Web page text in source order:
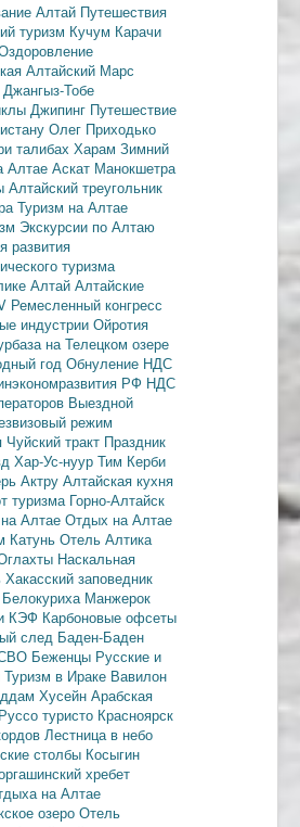
Алтай Путешествия
туризм Кучум Карачи
Алтайский Марс
Джангыз-Тобе
Джипинг Путешествие
Олег Приходько
талибах Харам Зимний
Алтае Аскат Манокшетра
Алтайский треугольник
Туризм на Алтае
Экскурсии по Алтаю
развития
туризма
Алтай Алтайские
Ремесленный конгресс
индустрии Ойротия
на Телецком озере
год Обнуление НДС
РФ НДС
Выездной
режим
Чуйский тракт Праздник
Хар-Ус-нуур Тим Керби
Актру Алтайская кухня
туризма Горно-Алтайск
Алтае Отдых на Алтае
Катунь Отель Алтика
Наскальная
Хакасский заповедник
Белокуриха Манжерок
КЭФ Карбоновые офсеты
след Баден-Баден
Беженцы Русские и
Туризм в Ираке Вавилон
Хусейн Арабская
Руссо туристо Красноярск
Лестница в небо
столбы Косыгин
хребет
на Алтае
озеро Отель